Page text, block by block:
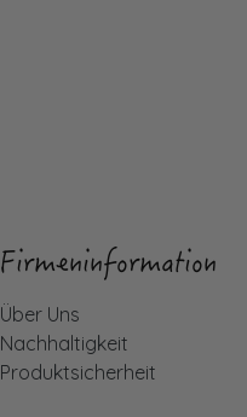
Firmeninformation
Über Uns
Nachhaltigkeit
Produktsicherheit